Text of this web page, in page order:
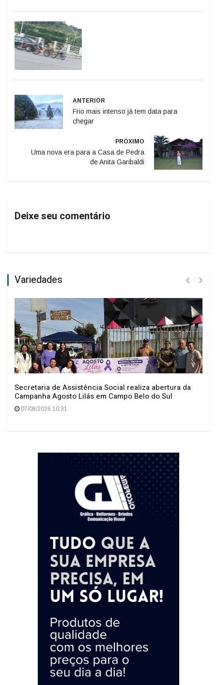
ANTERIOR
Frio mais intenso já tem data para
chegar
PRÓXIMO
Uma nova era para a Casa de Pedra
de Anita Garibaldi
Deixe seu comentário
Variedades
Secretaria de Assistência Social realiza abertura da
Campanha Agosto Lilás em Campo Belo do Sul
07/08/2026 10:31